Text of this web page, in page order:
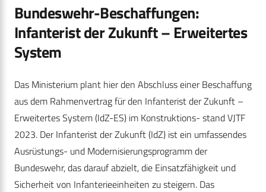
Bundeswehr-Beschaffungen:
Infanterist der Zukunft – Erweitertes
System
Das Ministerium plant hier den Abschluss einer Beschaffung
aus dem Rahmenvertrag für den Infanterist der Zukunft –
Erweitertes System (IdZ-ES) im Konstruktions- stand VJTF
2023. Der Infanterist der Zukunft (IdZ) ist ein umfassendes
Ausrüstungs- und Modernisierungsprogramm der
Bundeswehr, das darauf abzielt, die Einsatzfähigkeit und
Sicherheit von Infanterieeinheiten zu steigern. Das